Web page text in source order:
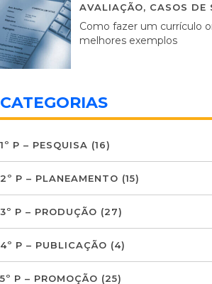
AVALIAÇÃO, CASOS DE
Como fazer um currículo
melhores exemplos
CATEGORIAS
1º P – PESQUISA (16)
2º P – PLANEAMENTO (15)
3º P – PRODUÇÃO (27)
4º P – PUBLICAÇÃO (4)
5º P – PROMOÇÃO (25)